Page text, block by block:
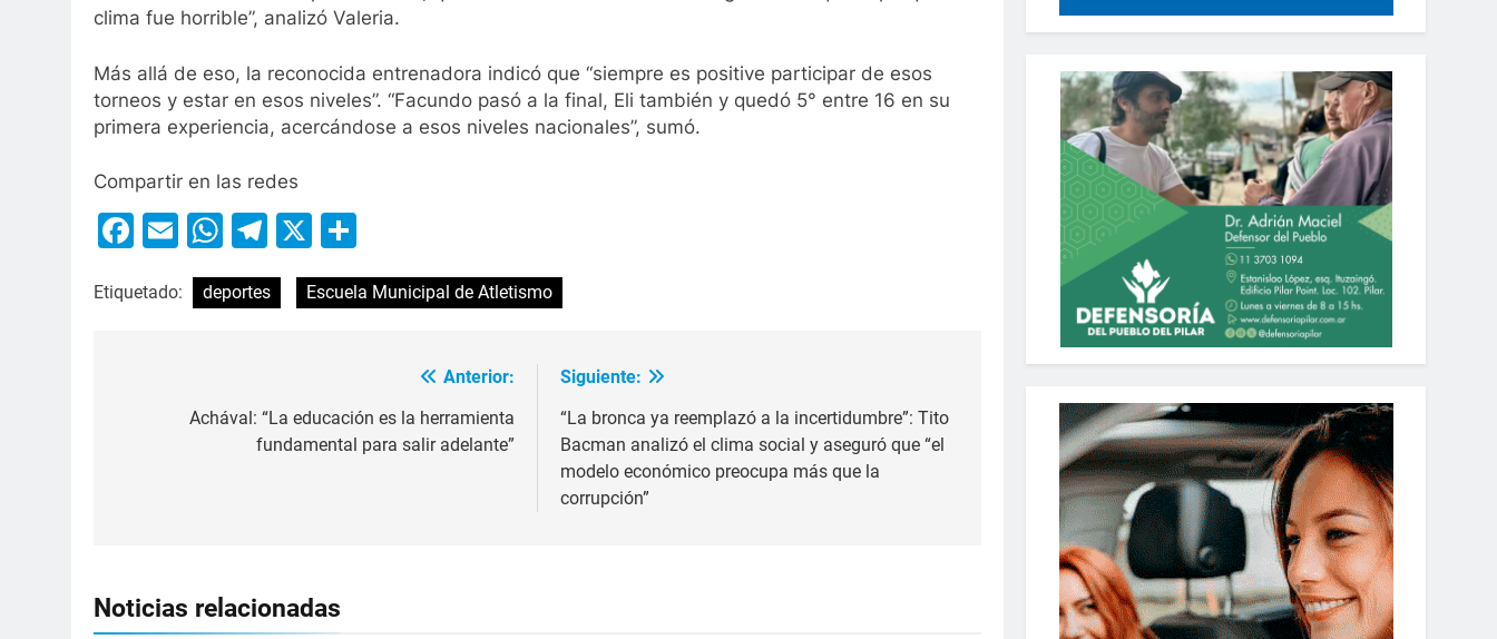
clima fue horrible”, analizó Valeria.
Más allá de eso, la reconocida entrenadora indicó que “siempre es positive participar de esos
torneos y estar en esos niveles”. “Facundo pasó a la final, Eli también y quedó 5° entre 16 en su
primera experiencia, acercándose a esos niveles nacionales”, sumó.
Compartir en las redes
Facebook
EmailWhatsApp
Telegram
X
Etiquetado: deportes Escuela Municipal de Atletismo
Anterior:
Achával: “La educación es la herramienta
fundamental para salir adelante”
Siguiente:
“La bronca ya reemplazó a la incertidumbre”: Tito
Bacman analizó el clima social y aseguró que “el
modelo económico preocupa más que la
corrupción”
Noticias relacionadas